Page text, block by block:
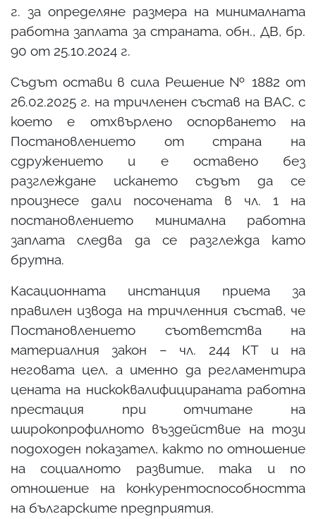
г. за определяне размера на минималната
работна заплата за страната, обн., ДВ, бр.
90 от 25.10.2024 г.
Съдът остави в сила Решение № 1882 от
26.02.2025 г. на тричленен състав на ВАС, с
което е отхвърлено оспорването на
Постановлението от страна на
сдружението и е оставено без
разглеждане искането съдът да се
произнесе дали посочената в чл. 1 на
постановлението минимална работна
заплата следва да се разглежда като
брутна.
Касационната инстанция приема за
правилен извода на тричленния състав, че
Постановлението съответства на
материалния закон – чл. 244 КТ и на
неговата цел, а именно да регламентира
цената на нискоквалифицираната работна
престация при отчитане на
широкопрофилното въздействие на този
подоходен показател, както по отношение
на социалното развитие, така и по
отношение на конкурентоспособността
на българските предприятия.